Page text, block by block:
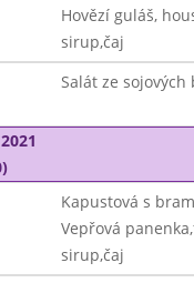
Hovězí guláš,
sirup,čaj
Salát ze
Kapustová s
Vepřová
sirup,čaj